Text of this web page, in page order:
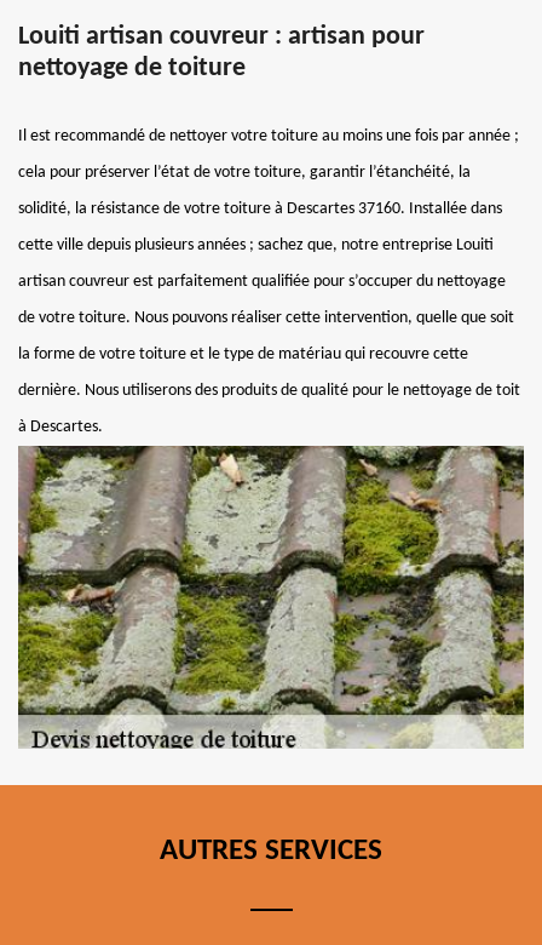
Louiti artisan couvreur : artisan pour
nettoyage de toiture
Il est recommandé de nettoyer votre toiture au moins une fois par année ;
cela pour préserver l’état de votre toiture, garantir l’étanchéité, la
solidité, la résistance de votre toiture à Descartes 37160. Installée dans
cette ville depuis plusieurs années ; sachez que, notre entreprise Louiti
artisan couvreur est parfaitement qualifiée pour s’occuper du nettoyage
de votre toiture. Nous pouvons réaliser cette intervention, quelle que soit
la forme de votre toiture et le type de matériau qui recouvre cette
dernière. Nous utiliserons des produits de qualité pour le nettoyage de toit
à Descartes.
AUTRES SERVICES